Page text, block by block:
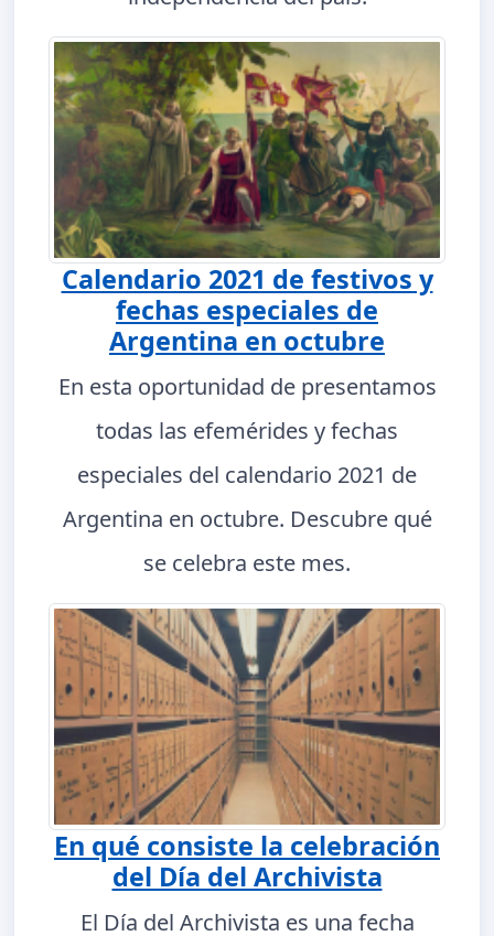
Calendario 2021 de festivos y
fechas especiales de
Argentina en octubre
En esta oportunidad de presentamos
todas las efemérides y fechas
especiales del calendario 2021 de
Argentina en octubre. Descubre qué
se celebra este mes.
En qué consiste la celebración
del Día del Archivista
El Día del Archivista es una fecha